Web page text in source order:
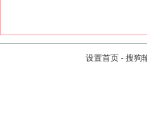
设置首页 - 搜狗